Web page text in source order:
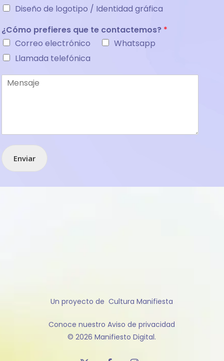
Diseño de logotipo / Identidad gráfica
¿Cómo prefieres que te contactemos? *
Correo electrónico
Whatsapp
Llamada telefónica
Enviar
Un proyecto deCultura Manifiesta
Conoce nuestroAviso de privacidad
© 2026 Manifiesto Digital.